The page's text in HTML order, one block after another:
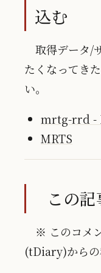
込む
取得データ/
たくなってき
い。
mrtg-rrd -
MRTS
この
※ このコメ
(tDiary)からの